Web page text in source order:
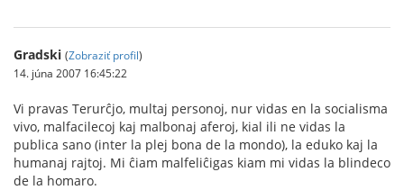
Gradski (Zobraziť profil)
14. júna 2007 16:45:22
Vi pravas Terurĉjo, multaj personoj, nur vidas en la socialisma
vivo, malfacilecoj kaj malbonaj aferoj, kial ili ne vidas la
publica sano (inter la plej bona de la mondo), la eduko kaj la
humanaj rajtoj. Mi ĉiam malfeliĉigas kiam mi vidas la blindeco
de la homaro.